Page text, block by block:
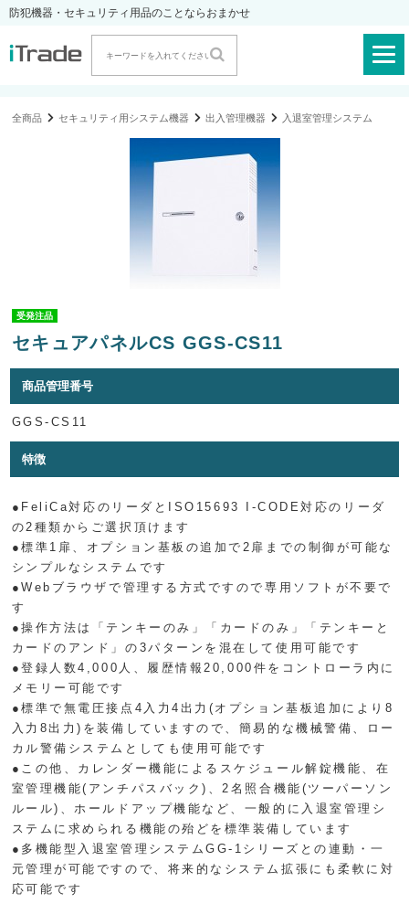
防犯機器・セキュリティ用品のことならおまかせ
全商品 セキュリティ用システム機器 出入管理機器 入退室管理システム
受発注品
セキュアパネルCS GGS-CS11
商品管理番号
GGS-CS11
特徴
●FeliCa対応のリーダとISO15693 I-CODE対応のリーダ
の2種類からご選択頂けます
●標準1扉、オプション基板の追加で2扉までの制御が可能な
シンプルなシステムです
●Webブラウザで管理する方式ですので専用ソフトが不要で
す
●操作方法は「テンキーのみ」「カードのみ」「テンキーと
カードのアンド」の3パターンを混在して使用可能です
●登録人数4,000人、履歴情報20,000件をコントローラ内に
メモリー可能です
●標準で無電圧接点4入力4出力(オプション基板追加により8
入力8出力)を装備していますので、簡易的な機械警備、ロー
カル警備システムとしても使用可能です
●この他、カレンダー機能によるスケジュール解錠機能、在
室管理機能(アンチパスバック)、2名照合機能(ツーパーソン
ルール)、ホールドアップ機能など、一般的に入退室管理シ
ステムに求められる機能の殆どを標準装備しています
●多機能型入退室管理システムGG-1シリーズとの連動・一
元管理が可能ですので、将来的なシステム拡張にも柔軟に対
応可能です